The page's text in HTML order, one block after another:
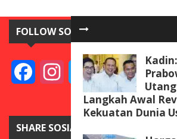
Langkah Awal
Kekuatan Dunia
FOLLOW SOSIAL MEDIA
FacebookInstagramTwitterYouTube
SHARE SOSIAL MEDIA